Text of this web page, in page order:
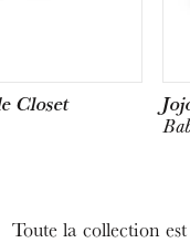
Closet
Toute la collection